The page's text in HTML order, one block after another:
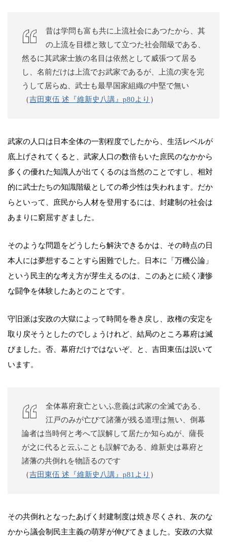
昔は学問も富も共に上流社会にあつたから、其
の上流を目標と致して立つた社会階級である、
然るに其武家士族の名目は依然として威張つて居る
し、名前だけは上流でお武家であるが、上流の実を完
うして居らぬ、武士も最早国家組織の中堅で無い
（吉田東伍 述『維新史八講』p80より ）
武家の人口は日本全体の一割程度でしたから、生活レベルが
底上げされてくると、武家人口の数倍もいた庶民のなかから
多くの優れた知識人が出てくるのは当然のことですし、相対
的に武士たちの知識階級としての希少性は失われます。だか
らといって、庶民から人材を登用するには、封建制の社会は
あまりに窮屈すぎました。
そのような問題をどうしたら解決できるかは、その時点の日
本人には夢想することすら困難でした。日本に「万機公論」
という民主的な考え方が芽生えるのは、このあとに続く凄惨
な闘争を体験したあとのことです。
守旧派は安政の大獄によって時間を巻き戻し、政権の安定を
取り戻そうとしたのでしょうけれど、結局のところ幕府は滅
びました。否、幕府だけではないぞ、と、吉田東伍は説いて
います。
全体幕府衰亡といふ意義は武家の全滅である、
江戸のみが亡びて諸藩が残る道理は無い、倒幕
論者は当時何と考へて誤解して居たか知らぬが、薩長
が之に代ると云ふことも誤解である、維新史は幕府と
諸藩の共倒れを物語るのです
（吉田東伍 述『維新史八講』p81より ）
その共倒れとなったあげく封建制度は焼き尽くされ、灰のな
かから議会制民主主義の萌芽が伸びてきました。安政の大獄